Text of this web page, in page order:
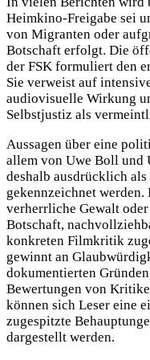
Heimkino-Freigabe sei
von Migranten oder
Botschaft erfolgt. Die
der FSK formuliert den
Sie verweist auf
audiovisuelle Wirkung
Selbstjustiz als
Aussagen über eine
allem von Uwe Boll und
deshalb ausdrücklich
gekennzeichnet
verherrliche Gewalt
Botschaft,
konkreten Filmkritik
gewinnt an
dokumentierten
Bewertungen von
können sich Leser eine
zugespitzte
dargestellt werden.